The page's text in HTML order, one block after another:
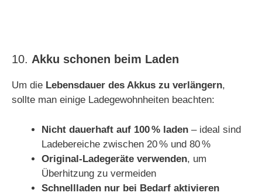
10. Akku schonen beim Laden
Um die Lebensdauer des Akkus zu verlängern,
sollte man einige Ladegewohnheiten beachten:
Nicht dauerhaft auf 100 % laden – ideal sind
Ladebereiche zwischen 20 % und 80 %
Original-Ladegeräte verwenden, um
Überhitzung zu vermeiden
Schnellladen nur bei Bedarf aktivieren